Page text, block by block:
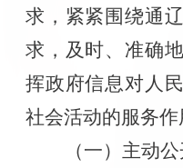
求，紧紧围绕通辽
求，及时、准确
挥政府信息对人
社会活动的服务作
（一） 主动